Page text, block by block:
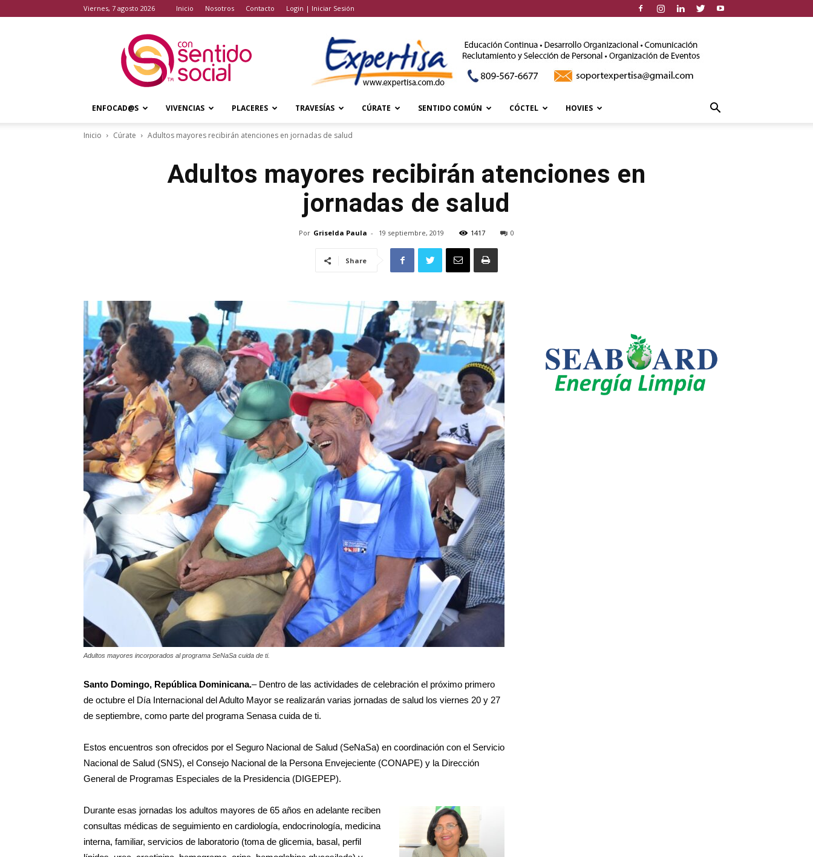
viernes, 7 agosto 2026 Inicio Nosotros Contacto Login | Iniciar Sesión
Sentido
Social
ENFOCAD@S VIVENCIAS PLACERES TRAVESÍAS CÚRATE SENTIDO COMÚN CÓCTEL HOVIES
Inicio Cúrate Adultos mayores recibirán atenciones en jornadas de salud
Adultos mayores recibirán atenciones en
jornadas de salud
Por Griselda Paula - 19 septiembre, 2019 1417 0
Share
Adultos mayores incorporados al programa SeNaSa cuida de ti.
Santo Domingo, República Dominicana.– Dentro de las actividades de celebración el próximo primero
de octubre el Día Internacional del Adulto Mayor se realizarán varias jornadas de salud los viernes 20 y 27
de septiembre, como parte del programa Senasa cuida de ti.
Estos encuentros son ofrecidos por el Seguro Nacional de Salud (SeNaSa) en coordinación con el Servicio
Nacional de Salud (SNS), el Consejo Nacional de la Persona Envejeciente (CONAPE) y la Dirección
General de Programas Especiales de la Presidencia (DIGEPEP).
Durante esas jornadas los adultos mayores de 65 años en adelante reciben
consultas médicas de seguimiento en cardiología, endocrinología, medicina
interna, familiar, servicios de laboratorio (toma de glicemia, basal, perfil